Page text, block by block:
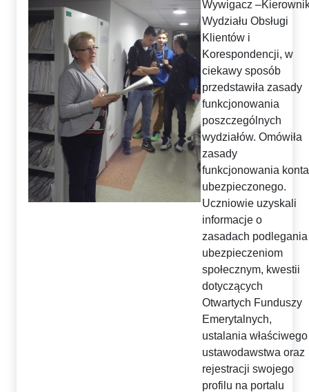
Wywigacz
Wydziału Obsługi
Klientów i
Korespondencji, w
ciekawy sposób
przedstawiła zasady
funkcjonowania
poszczególnych
wydziałów. Omówiła
zasady
funkcjonowania konta
ubezpieczonego.
Uczniowie uzyskali
informacje o
zasadach podlegania
ubezpieczeniom
społecznym, kwestii
dotyczących
Otwartych Funduszy
Emerytalnych,
ustalania właściwego
ustawodawstwa oraz
rejestracji swojego
profilu na portalu